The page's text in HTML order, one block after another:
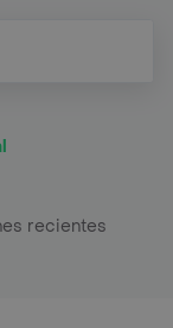
recientes